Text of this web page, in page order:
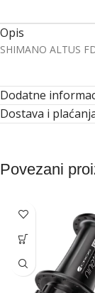
Opis
SHIMANO ALTUS
Dodatne
Dostava i
Povezani